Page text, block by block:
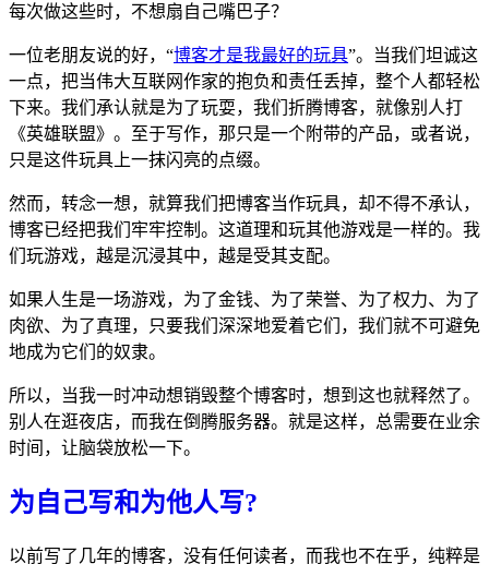
每次做这些时，不想扇自己嘴巴子？
一位老朋友说的好，“博客才是我最好的玩具”。当我们坦诚这
一点，把当伟大互联网作家的抱负和责任丢掉，整个人都轻松
下来。我们承认就是为了玩耍，我们折腾博客，就像别人打
《英雄联盟》。至于写作，那只是一个附带的产品，或者说，
只是这件玩具上一抹闪亮的点缀。
然而，转念一想，就算我们把博客当作玩具，却不得不承认，
博客已经把我们牢牢控制。这道理和玩其他游戏是一样的。我
们玩游戏，越是沉浸其中，越是受其支配。
如果人生是一场游戏，为了金钱、为了荣誉、为了权力、为了
肉欲、为了真理，只要我们深深地爱着它们，我们就不可避免
地成为它们的奴隶。
所以，当我一时冲动想销毁整个博客时，想到这也就释然了。
别人在逛夜店，而我在倒腾服务器。就是这样，总需要在业余
时间，让脑袋放松一下。
为自己写和为他人写?
以前写了几年的博客，没有任何读者，而我也不在乎，纯粹是